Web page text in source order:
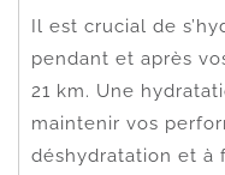
Il est crucial de
pendant et après
21 km. Une
maintenir vos
déshydratation et à